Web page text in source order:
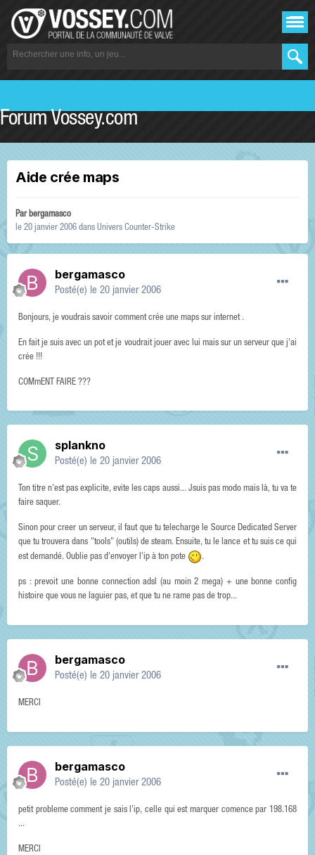
Forum Vossey.com
Aide crée maps
Parbergamasco
le 20 janvier 2006 dans Univers Counter-Strike
bergamasco
Posté(e) le 20 janvier 2006
Bonjours, je voudrais savoir comment crée une maps sur internet .
En fait je suis avec un pot et je voudrait jouer avec lui mais sur un serveur que j'ai
crée !!!
COMmENT FAIRE ???
splankno
Posté(e) le 20 janvier 2006
Ton titre n'est pas explicite, evite les caps aussi... Jsuis pas modo mais là, tu va te
faire saquer.
Sinon pour creer un serveur, il faut que tu telecharge le Source Dedicated Server
que tu trouvera dans "tools" (outils) de steam. Ensuite, tu le lance et tu suis ce qui
est demandé. Oublie pas d'envoyer l'ip à ton pote
.
ps : prevoit une bonne connection adsl (au moin 2 mega) + une bonne config
histoire que vous ne laguier pas, et que tu ne rame pas de trop...
bergamasco
Posté(e) le 20 janvier 2006
MERCI
bergamasco
Posté(e) le 20 janvier 2006
petit probleme comment je sais l'ip, celle qui est marquer comence par 198.168
...
MERCI